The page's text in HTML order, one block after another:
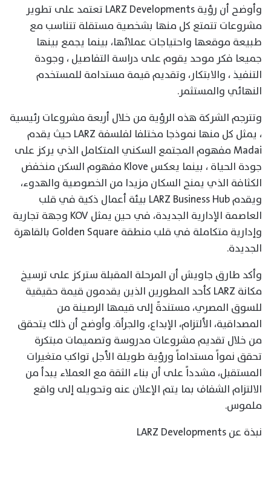
وأوضح أن رؤية LARZ Developments تعتمد على تطوير
مشروعات تتمتع كل منها بشخصية مستقلة تتناسب مع
طبيعة موقعها واحتياجات عملائها، بينما يجمع بينها
جميعا فكر موحد يقوم على دراسة التفاصيل ، وجودة
التنفيذ ، والابتكار، وتقديم قيمة مستدامة للمستخدم
النهائي والمستثمر.
وتترجم الشركة هذه الرؤية من خلال أربعة مشروعات رئيسية
، يمثل كل منها نموذجا مختلفا لفلسفة LARZ حيث يقدم
Madai مفهوم المجتمع السكني المتكامل الذي يركز على
جودة الحياة ، بينما يعكس Klove مفهوم السكن منخفض
الكثافة الذي يمنح السكان مزيدا من الخصوصية والهدوء،
ويقدم LARZ Business Hub بيئة أعمال ذكية في قلب
العاصمة الإدارية الجديدة، في حين يمثل KOV وجهة تجارية
وإدارية متكاملة في قلب منطقة Golden Square بالقاهرة
الجديدة.
وأكد طارق جاويش أن المرحلة المقبلة ستركز على ترسيخ
مكانة LARZ كأحد المطورين الذين يقدمون قيمة حقيقية
للسوق المصري، مستندةً إلى قيمها الرصينة من
المصداقية، الألتزام، الإبداع، والجرأة. وأوضح أن ذلك يتحقق
من خلال تقديم مشروعات مدروسة وتصميمات مبتكرة
تحقق نمواً مستداماً ورؤية طويلة الأجل تواكب متغيرات
المستقبل، مشدداً على أن بناء الثقة مع العملاء يبدأ من
الالتزام الشفاف بما يتم الإعلان عنه وتحويله إلى واقع
ملموس.
نبذة عن LARZ Developments